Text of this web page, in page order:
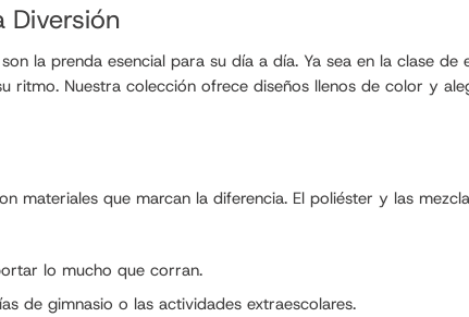
Diversión
la prenda esencial para su día a día. Ya sea en la clase de
ritmo. Nuestra colección ofrece diseños llenos de color y
materiales que marcan la diferencia. El poliéster y las
lo mucho que corran.
de gimnasio o las actividades extraescolares.